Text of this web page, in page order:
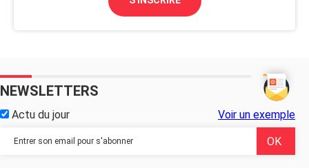
NEWSLETTERS
Actu du jour Voir un exemple